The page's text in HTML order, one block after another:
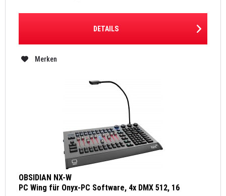
DETAILS
Merken
OBSIDIAN NX-W
PC Wing für Onyx-PC Software, 4x DMX 512, 16